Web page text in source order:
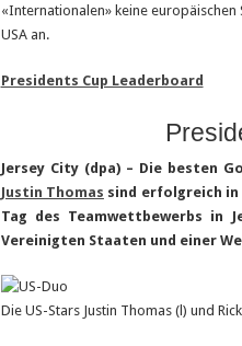
«Internationalen» keine
USA an.
Presidents Cup Leaderboard
Jersey City (dpa) – Die besten
Justin Thomas sind erfolgreich in
Tag des Teamwettbewerbs in
Vereinigten Staaten und einer
Die US-Stars Justin Thomas (l) und